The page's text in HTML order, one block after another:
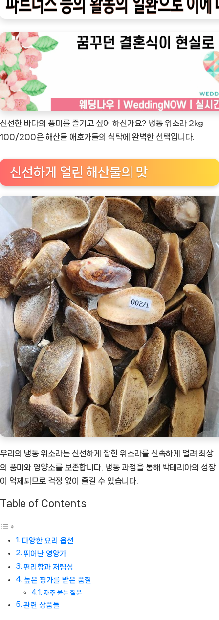
상
냉
동
2kg
으
로
있
해
산
물
요
리
의
세
계
를
탐
험
하
세
요
ㅣ
추
천
상
품]
신선한 바다의 풍미를 즐기고 싶어 하신가요? 냉동 위소라 2kg
100/200은 해산물 애호가들의 식탁에 완벽한 선택입니다.
신선하게 얼린 해산물의 맛
우리의 냉동 위소라는 신선하게 잡힌 위소라를 신속하게 얼려 최상
의 풍미와 영양소를 보존합니다. 냉동 과정을 통해 박테리아의 성장
이 억제되므로 걱정 없이 즐길 수 있습니다.
Table of Contents
다양한 요리 옵션
뛰어난 영양가
편리함과 저렴성
높은 평가를 받은 품질
자주 묻는 질문
관련 상품들